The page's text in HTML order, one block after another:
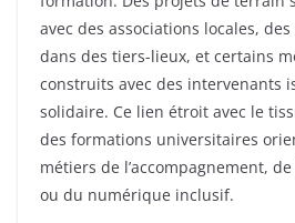
avec des associations locales,
dans des tiers-lieux, et certains
construits avec des intervenants
solidaire. Ce lien étroit avec le
des formations universitaires
métiers de l’accompagnement,
ou du numérique inclusif.